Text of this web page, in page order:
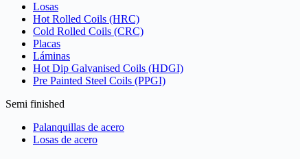
Losas
Hot Rolled Coils (HRC)
Cold Rolled Coils (CRC)
Placas
Láminas
Hot Dip Galvanised Coils (HDGI)
Pre Painted Steel Coils (PPGI)
Semi finished
Palanquillas de acero
Losas de acero